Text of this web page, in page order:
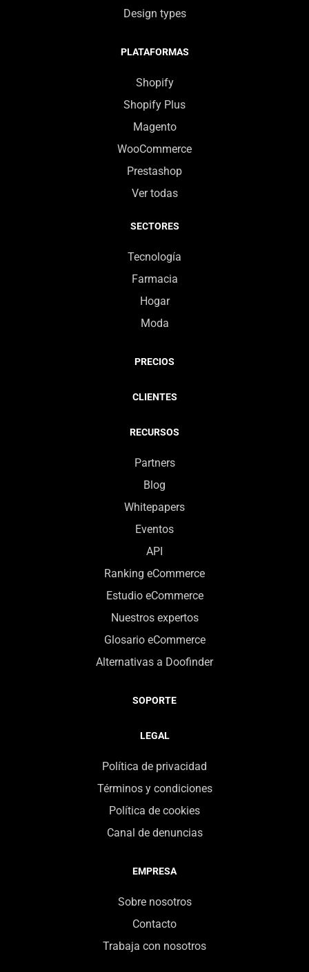
Design types
PLATAFORMAS
Shopify
Shopify Plus
Magento
WooCommerce
Prestashop
Ver todas
SECTORES
Tecnología
Farmacia
Hogar
Moda
PRECIOS
CLIENTES
RECURSOS
Partners
Blog
Whitepapers
Eventos
API
Ranking eCommerce
Estudio eCommerce
Nuestros expertos
Glosario eCommerce
Alternativas a Doofinder
SOPORTE
LEGAL
Política de privacidad
Términos y condiciones
Política de cookies
Canal de denuncias
EMPRESA
Sobre nosotros
Contacto
Trabaja con nosotros